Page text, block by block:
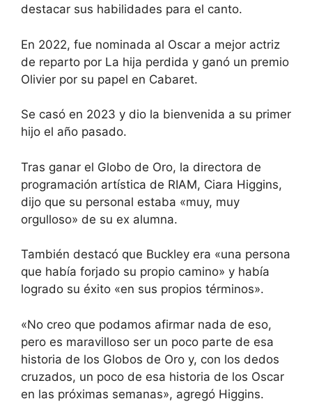
destacar sus habilidades para el canto.
En 2022, fue nominada al Oscar a mejor actriz
de reparto por La hija perdida y ganó un premio
Olivier por su papel en Cabaret.
Se casó en 2023 y dio la bienvenida a su primer
hijo el año pasado.
Tras ganar el Globo de Oro, la directora de
programación artística de RIAM, Ciara Higgins,
dijo que su personal estaba «muy, muy
orgulloso» de su ex alumna.
También destacó que Buckley era «una persona
que había forjado su propio camino» y había
logrado su éxito «en sus propios términos».
«No creo que podamos afirmar nada de eso,
pero es maravilloso ser un poco parte de esa
historia de los Globos de Oro y, con los dedos
cruzados, un poco de esa historia de los Oscar
en las próximas semanas», agregó Higgins.